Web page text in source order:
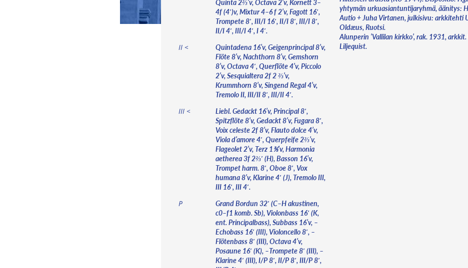
Quinta 2⅔’v, Octava 2’v, Kornett 3–
4f (4′)v, Mixtur 4–6 f 2’v, Fagott 16′,
Trompete 8′, III/I 16′, II/I 8′, III/I 8′,
II/I 4′, III/I 4′, I 4′.
II <
Quintadena 16’v, Geigenprincipal 8’v,
Flöte 8’v, Nachthorn 8’v, Gemshorn
8’v, Octava 4′, Querflöte 4’v, Piccolo
2’v, Sesquialtera 2f 2 ⅔’v,
Krummhorn 8’v, Singend Regal 4’v,
Tremolo II, III/II 8′, III/II 4′.
III <
Liebl. Gedackt 16’v, Principal 8′,
Spitzflöte 8’v, Gedackt 8’v, Fugara 8′,
Voix celeste 2f 8’v, Flauto dolce 4’v,
Viola d’amore 4′, Querpfeife 2⅔’v,
Flageolet 2’v, Terz 1⅗’v, Harmonia
aetherea 3f 2⅔′ (H), Basson 16’v,
Trompet harm. 8′, Oboe 8′, Vox
humana 8’v, Klarine 4′ (J), Tremolo III,
III 16′, III 4′.
P
Grand Bordun 32′ (C–H akustinen,
c0–f1 komb. Sb), Violonbass 16′ (K,
ent. Principalbass), Subbass 16’v, –
Echobass 16′ (III), Violoncello 8′, –
Flötenbass 8′ (III), Octava 4’v,
Posaune 16′ (K), –Trompete 8′ (III), –
Klarine 4′ (III), I/P 8′, II/P 8′, III/P 8′,
yhtymän urkuasiantuntijaryhmä, äänitys:
Autio + Juha Virtanen, julkisivu: arkkitehti
Oldæus, Ruotsi.
Alunperin ’Vallilan kirkko’, rak. 1931,
Liljequist.